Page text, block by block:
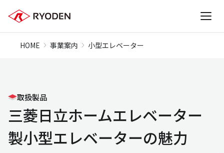
HOME 事業案内 小型エレベーター
取扱製品
三菱日立ホームエレベーター
製小型エレベーターの魅力